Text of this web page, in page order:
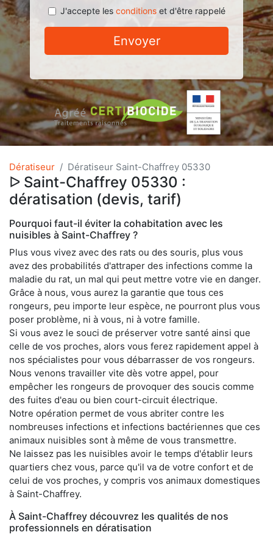
J'accepte les conditionset d'être rappelé
Envoyer
Dératiseur Dératiseur Saint-Chaffrey 05330
ᐅ Saint-Chaffrey 05330 :
dératisation (devis, tarif)
Pourquoi faut-il éviter la cohabitation avec les
nuisibles à Saint-Chaffrey ?
Plus vous vivez avec des rats ou des souris, plus vous
avez des probabilités d'attraper des infections comme la
maladie du rat, un mal qui peut mettre votre vie en danger.
Grâce à nous, vous aurez la garantie que tous ces
rongeurs, peu importe leur espèce, ne pourront plus vous
poser problème, ni à vous, ni à votre famille.
Si vous avez le souci de préserver votre santé ainsi que
celle de vos proches, alors vous ferez rapidement appel à
nos spécialistes pour vous débarrasser de vos rongeurs.
Nous venons travailler vite dès votre appel, pour
empêcher les rongeurs de provoquer des soucis comme
des fuites d'eau ou bien court-circuit électrique.
Notre opération permet de vous abriter contre les
nombreuses infections et infections bactériennes que ces
animaux nuisibles sont à même de vous transmettre.
Ne laissez pas les nuisibles avoir le temps d'établir leurs
quartiers chez vous, parce qu'il va de votre confort et de
celui de vos proches, y compris vos animaux domestiques
à Saint-Chaffrey.
À Saint-Chaffrey découvrez les qualités de nos
professionnels en dératisation